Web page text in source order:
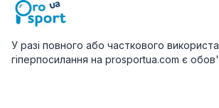
У разі повного або часткового
гіперпосилання на prosportua.com є